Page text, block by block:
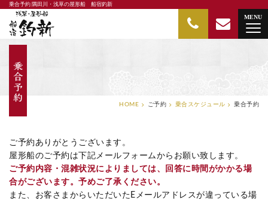
乗合予約 隅田川・浅草の屋形船 船宿釣新
MENU
隅田川・浅草の屋形船 船宿釣新
HOME ご予約 乗合スケジュール 乗合予約
ご予約ありがとうございます。
屋形船のご予約は下記メールフォームからお願い致します。
ご予約内容・混雑状況によりましては、回答に時間がかかる場
合がございます。予めご了承ください。
また、お客さまからいただいたEメールアドレスが違っている場